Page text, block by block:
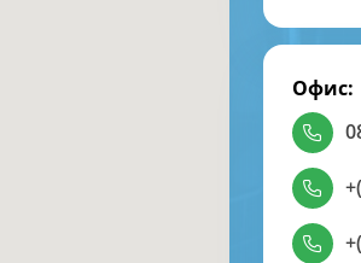
Офис: